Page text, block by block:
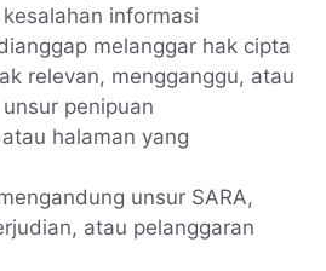
informasi
melanggar hak cipta
relevan, mengganggu, atau
penipuan
halaman yang
unsur SARA,
atau pelanggaran